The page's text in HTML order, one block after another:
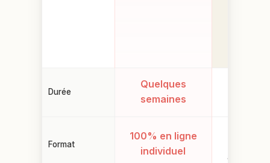
Durée
Quelques
semaines
Format
100% en ligne
individuel
alternance